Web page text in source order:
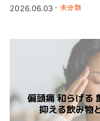
2026.06.03 ・未分類